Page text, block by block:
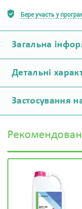
Бере участь у
Загальна
Детальні
Застосування